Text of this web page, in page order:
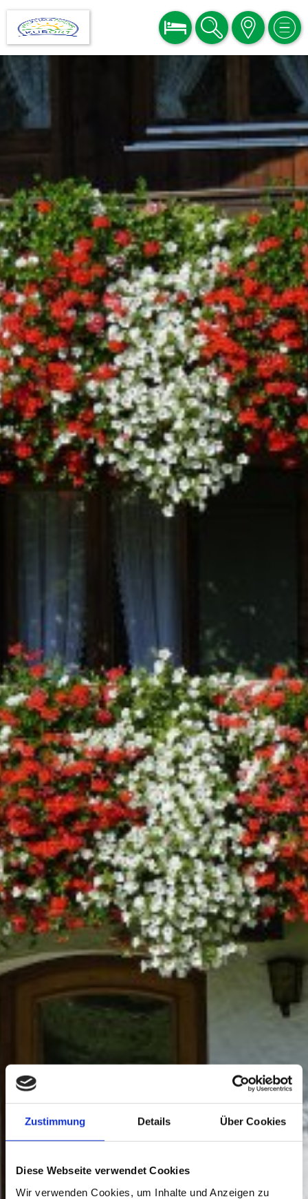
Zustimmung Details Über Cookies
Diese Webseite verwendet Cookies
Wir verwenden Cookies, um Inhalte und Anzeigen zu
BUCHEN SUCHE KARTE MENÜ